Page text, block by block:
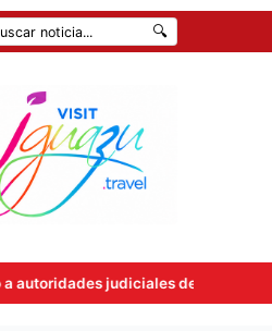
🔍
de todo el país en una